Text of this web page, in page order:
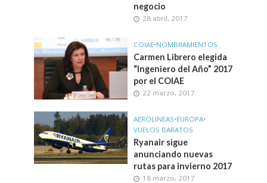
negocio
28 abril, 2017
COIAE•NOMBRAMIENTOS
Carmen Librero elegida
“Ingeniero del Año” 2017
por el COIAE
22 marzo, 2017
AEROLINEAS•EUROPA•
VUELOS BARATOS
Ryanair sigue
anunciando nuevas
rutas para invierno 2017
18 marzo, 2017